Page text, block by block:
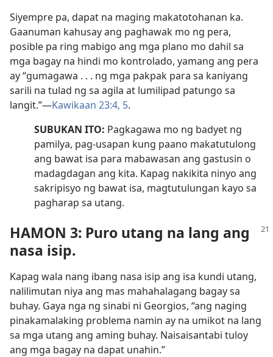
Siyempre pa, dapat na maging makatotohanan ka.
Gaanuman kahusay ang paghawak mo ng pera,
posible pa ring mabigo ang mga plano mo dahil sa
mga bagay na hindi mo kontrolado, yamang ang pera
ay “gumagawa . . . ng mga pakpak para sa kaniyang
sarili na tulad ng sa agila at lumilipad patungo sa
langit.”​—Kawikaan 23:4, 5.
SUBUKAN ITO: Pagkagawa mo ng badyet ng
pamilya, pag-usapan kung paano makatutulong
ang bawat isa para mabawasan ang gastusin o
madagdagan ang kita. Kapag nakikita ninyo ang
sakripisyo ng bawat isa, magtutulungan kayo sa
pagharap sa utang.
HAMON 3: Puro utang na lang ang
nasa isip.
Kapag wala nang ibang nasa isip ang isa kundi utang,
nalilimutan niya ang mas mahahalagang bagay sa
buhay. Gaya nga ng sinabi ni Georgios, “ang naging
pinakamalaking problema namin ay na umikot na lang
sa mga utang ang aming buhay. Naisaisantabi tuloy
ang mga bagay na dapat unahin.”